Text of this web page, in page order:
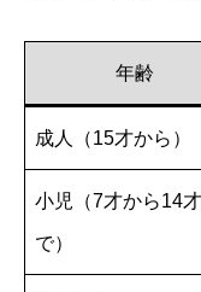
年齢
成人（15才から）
小児（7才から14
で）